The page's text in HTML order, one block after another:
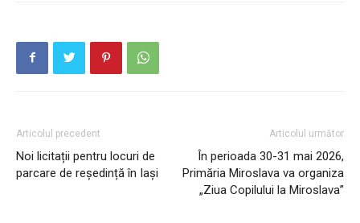
INFO IAȘI
Articolul precedent
Noi licitații pentru locuri de
parcare de reședință în Iași
Articolul următor
În perioada 30-31 mai 2026,
Primăria Miroslava va organiza
„Ziua Copilului la Miroslava”